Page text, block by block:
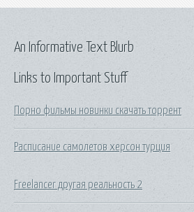
Links to Important Stuff
Порно фильмы новинки скачать торрент
Расписание самолетов херсон турция
Freelancer другая реальность 2
An Informative Text Blurb